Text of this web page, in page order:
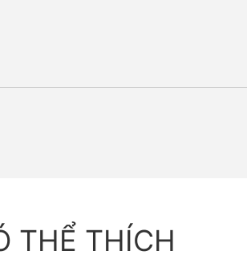
THỂ THÍCH